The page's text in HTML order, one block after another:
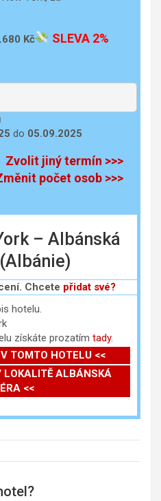
Kč SLEVA 2%
do 05.09.2025
Zvolit jiný termín >>>
počet osob >>>
– Albánská
Chcete přidat své?
hotelu.
získáte prozatím tady.
TOMTO HOTELU <<
LOKALITĚ ALBÁNSKÁ
<<